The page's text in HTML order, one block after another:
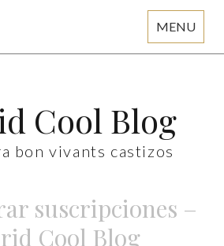
MENU
Cool Blog
bon vivants castizos
suscripciones –
Cool Blog